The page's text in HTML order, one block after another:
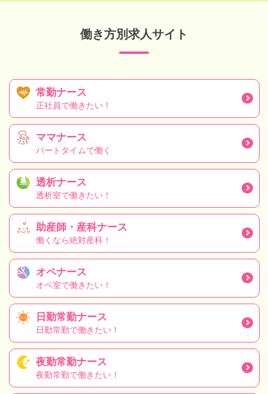
働き方別求人サイト
常勤ナース
正社員で働きたい！
ママナース
パートタイムで働く
透析ナース
透析室で働きたい！
助産師・産科ナース
働くなら絶対産科！
オペナース
オペ室で働きたい！
日勤常勤ナース
日勤常勤で働きたい！
夜勤常勤ナース
夜勤常勤で働きたい！